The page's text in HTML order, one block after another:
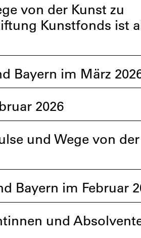
von der Kunst zu
Kunstfonds ist
Bayern im März
2026
und Wege von der
Bayern im Februar
und